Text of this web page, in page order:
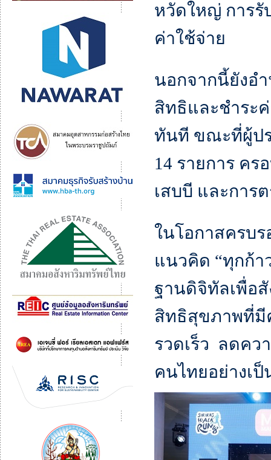
หวัดใหญ่ การรั
ค่าใช้จ่าย
นอกจากนี้ยังอ
สิทธิและชำระ
ทันที ขณะที่ผู้ป
14 รายการ คร
เสบบี และการ
ในโอกาสครบ
แนวคิด “ทุกก้า
ฐานดิจิทัลเพื่อ
สิทธิสุขภาพที่มี
รวดเร็ว ลดคว
คนไทยอย่างเ